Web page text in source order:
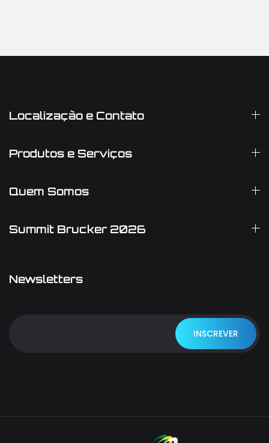
Localização e Contato
Produtos e Serviços
Quem Somos
Summit Brucker 2026
Newsletters